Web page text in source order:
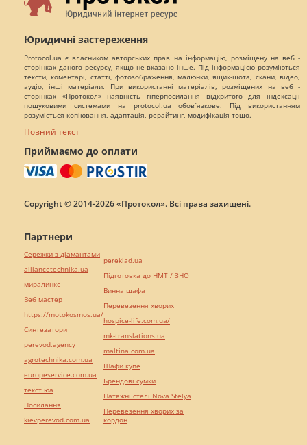
Юридичні застереження
Protocol.ua є власником авторських прав на інформацію, розміщену на веб -
сторінках даного ресурсу, якщо не вказано інше. Під інформацією розуміються
тексти, коментарі, статті, фотозображення, малюнки, ящик-шота, скани, відео,
аудіо, інші матеріали. При використанні матеріалів, розміщених на веб -
сторінках «Протокол» наявність гіперпосилання відкритого для індексації
пошуковими системами на protocol.ua обов`язкове. Під використанням
розуміється копіювання, адаптація, рерайтинг, модифікація тощо.
Повний текст
Приймаємо до оплати
Copyright © 2014-2026 «Протокол». Всі права захищені.
Партнери
Сережки з діамантами
alliancetechnika.ua
миралинкс
Веб мастер
https://motokosmos.ua/
Синтезатори
perevod.agency
agrotechnika.com.ua
europeservice.com.ua
текст юа
Посилання
kievperevod.com.ua
pereklad.ua
Підготовка до НМТ / ЗНО
Винна шафа
Перевезення хворих
hospice-life.com.ua/
mk-translations.ua
maltina.com.ua
Шафи купе
Брендові сумки
Натяжні стелі Nova Stelya
Перевезення хворих за
кордон